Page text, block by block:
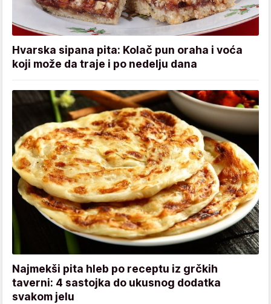
Hvarska sipana pita: Kolač pun oraha i voća
koji može da traje i po nedelju dana
Najmekši pita hleb po receptu iz grčkih
taverni: 4 sastojka do ukusnog dodatka
svakom jelu